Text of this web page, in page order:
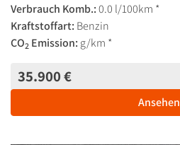
Verbrauch Komb.:0.0 l/100km *
Kraftstoffart: Benzin
CO2 Emission: g/km *
35.900 €
Ansehen